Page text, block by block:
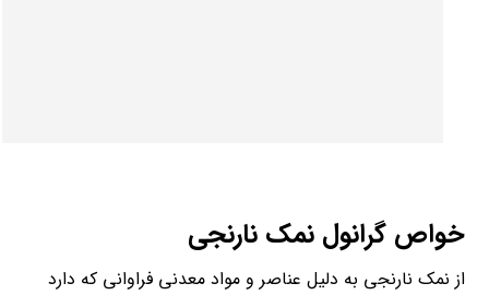
خواص گرانول نمک نارنجی
از نمک نارنجی به دلیل عناصر و مواد معدنی فراوانی که دارد